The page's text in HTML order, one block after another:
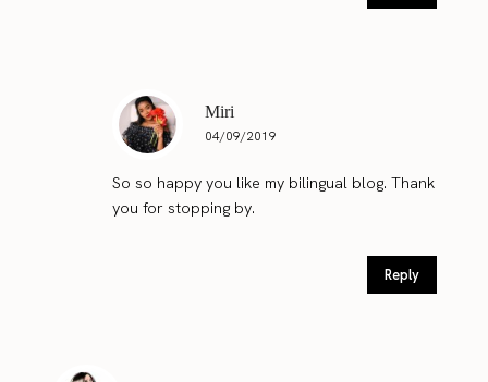
Miri
04/09/2019
So so happy you like my bilingual blog. Thank
you for stopping by.
Reply